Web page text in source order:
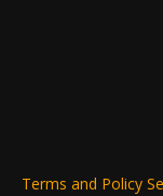
Terms and Policy